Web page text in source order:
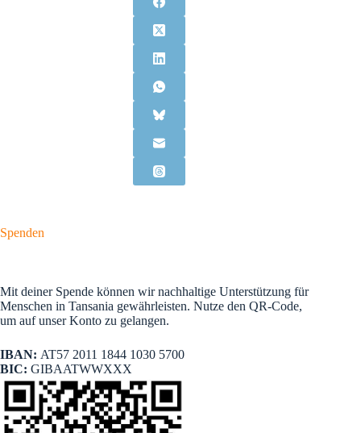
Spenden
Mit deiner Spende können wir nachhaltige Unterstützung für
Menschen in Tansania gewährleisten. Nutze den QR-Code,
um auf unser Konto zu gelangen.
IBAN: AT57 2011 1844 1030 5700
BIC: GIBAATWWXXX